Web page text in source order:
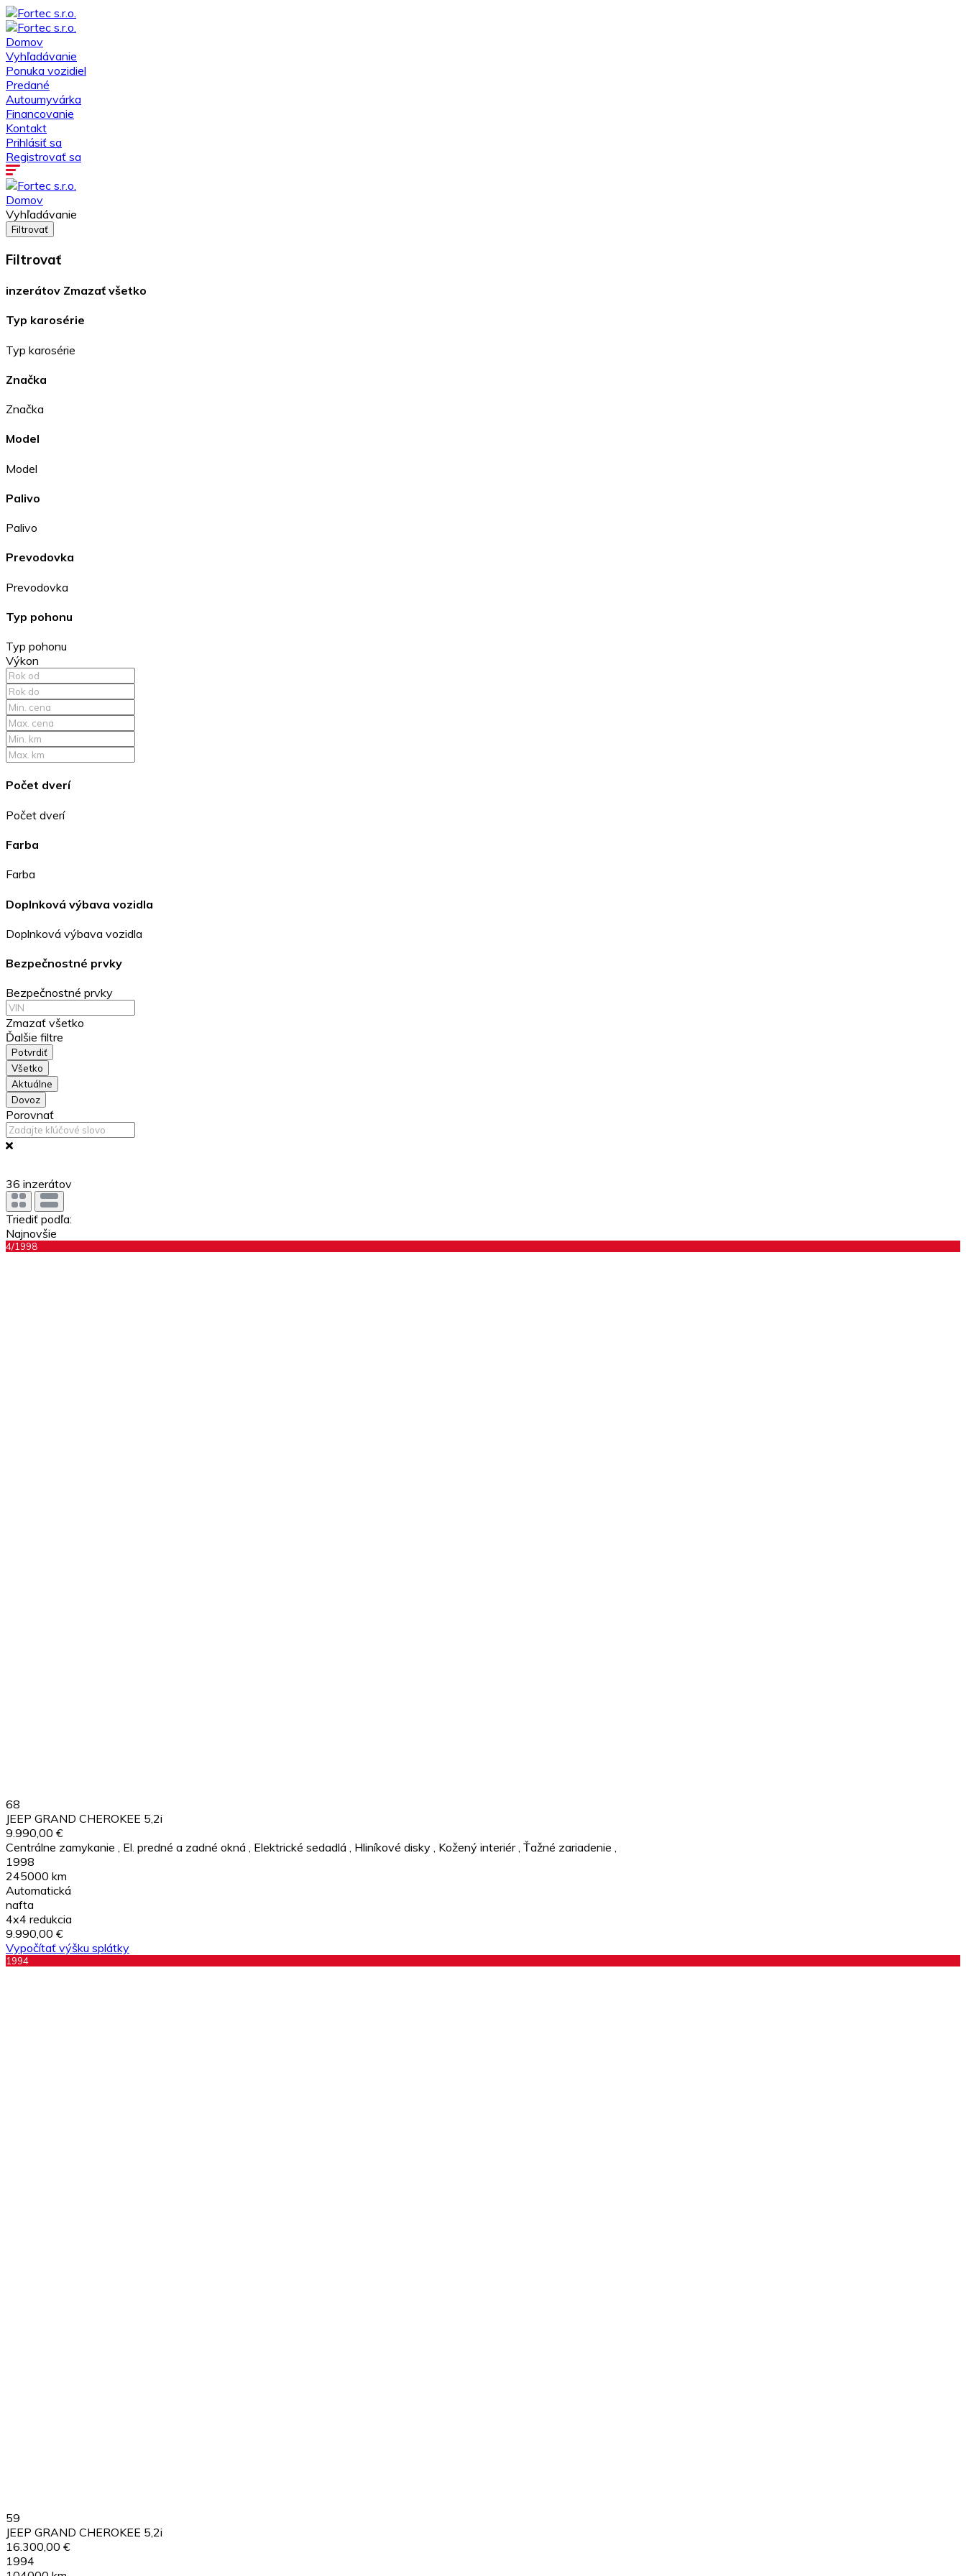
Domov
Vyhľadávanie
Ponuka vozidiel
Predané
Autoumyvárka
Financovanie
Kontakt
Prihlásiť sa
Registrovať sa
Domov
Vyhľadávanie
Filtrovať
Filtrovať
inzerátov Zmazať všetko
Typ karosérie
Typ karosérie
Značka
Značka
Model
Model
Palivo
Palivo
Prevodovka
Prevodovka
Typ pohonu
Typ pohonu
Výkon
Počet dverí
Počet dverí
Farba
Farba
Doplnková výbava vozidla
Doplnková výbava vozidla
Bezpečnostné prvky
Bezpečnostné prvky
Zmazať všetko
Ďalšie filtre
Potvrdiť
Všetko
Aktuálne
Dovoz
Porovnať
36 inzerátov
Triediť podľa:
Najnovšie
4/1998
68
JEEP GRAND CHEROKEE 5,2i
9.990,00 €
Centrálne zamykanie
El. predné a zadné okná Elektrické sedadlá Hliníkové disky Kožený interiér Ťažné zariadenie
1998
245000 km
Automatická
nafta
4x4 redukcia
9.990,00 €
Vypočítať výšku splátky
1994
59
JEEP GRAND CHEROKEE 5,2i
16.300,00 €
1994